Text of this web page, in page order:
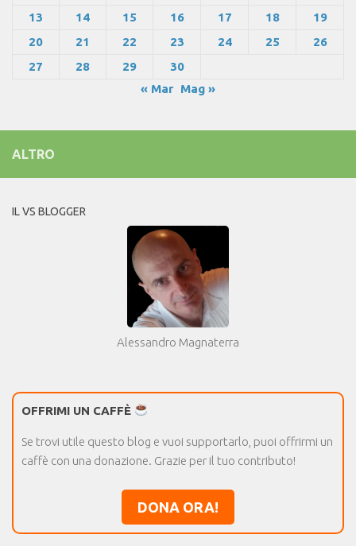
13
14 15 16 17 18
19
20
21 22 23 24 25
26
27
28 29
30
« Mar Mag »
ALTRO
IL VS BLOGGER
Alessandro Magnaterra
OFFRIMI UN CAFFÈ
Se trovi utile questo blog e vuoi supportarlo, puoi offrirmi un
caffè con una donazione. Grazie per il tuo contributo!
DONA ORA!